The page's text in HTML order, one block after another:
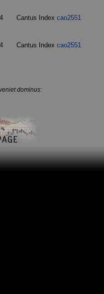
4 Cantus Index cao2551
4 Cantus Index cao2551
dominus: